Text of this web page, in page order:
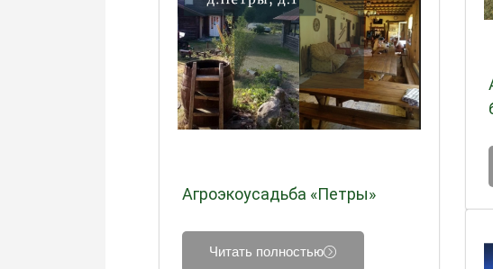
Агроэкоусадьба «Петры»
Читать полностью